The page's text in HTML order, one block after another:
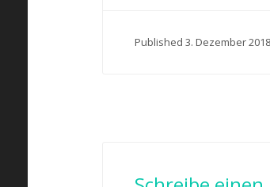
Published 3. Dezember 2018